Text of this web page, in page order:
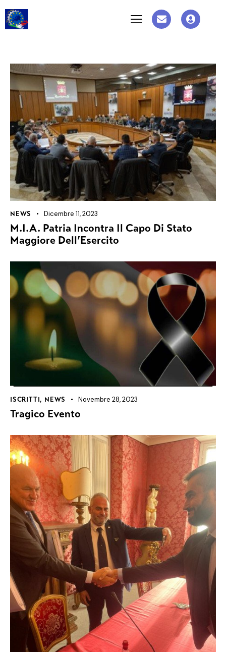
NEWS Dicembre 11, 2023
M.I.A. Patria Incontra Il Capo Di Stato
Maggiore Dell’Esercito
ISCRITTI, NEWS Novembre 28, 2023
Tragico Evento